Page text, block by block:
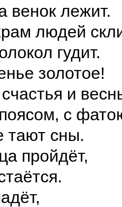
венок лежит.
людей
гудит.
золотое!
и
с
тают сны.
пройдёт,